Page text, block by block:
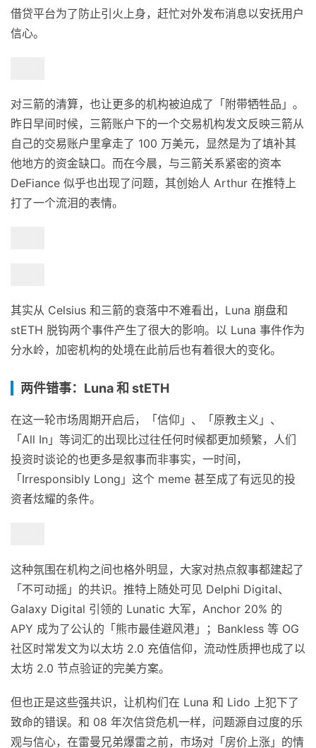
借贷平台为了防止引火上身，赶忙对外发布消息以安抚用户
信心。
对三箭的清算，也让更多的机构被迫成了「附带牺牲品」。
昨日早间时候，三箭账户下的一个交易机构发文反映三箭从
自己的交易账户里拿走了 100 万美元，显然是为了填补其
他地方的资金缺口。而在今晨，与三箭关系紧密的资本
DeFiance 似乎也出现了问题，其创始人 Arthur 在推特上
打了一个流泪的表情。
其实从 Celsius 和三箭的衰落中不难看出，Luna 崩盘和
stETH 脱钩两个事件产生了很大的影响。以 Luna 事件作为
分水岭，加密机构的处境在此前后也有着很大的变化。
两件错事：Luna 和 stETH
在这一轮市场周期开启后，「信仰」、「原教主义」、
「All In」等词汇的出现比过往任何时候都更加频繁，人们
投资时谈论的也更多是叙事而非事实，一时间，
「Irresponsibly Long」这个 meme 甚至成了有远见的投
资者炫耀的条件。
这种氛围在机构之间也格外明显，大家对热点叙事都建起了
「不可动摇」的共识。推特上随处可见 Delphi Digital、
Galaxy Digital 引领的 Lunatic 大军，Anchor 20% 的
APY 成为了公认的「熊市最佳避风港」；Bankless 等 OG
社区时常发文为以太坊 2.0 充值信仰，流动性质押也成了以
太坊 2.0 节点验证的完美方案。
但也正是这些强共识，让机构们在 Luna 和 Lido 上犯下了
致命的错误。和 08 年次信贷危机一样，问题源自过度的乐
观与信心，在雷曼兄弟爆雷之前，市场对「房价上涨」的情